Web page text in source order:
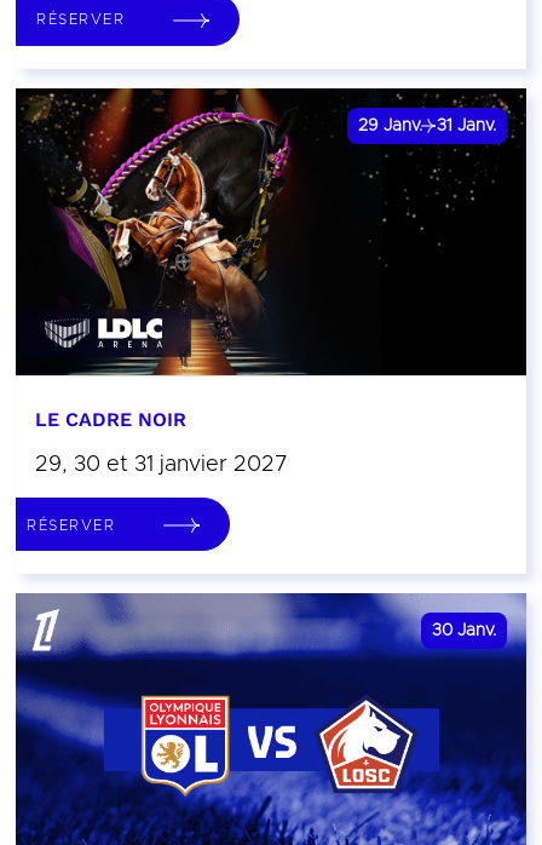
RÉSERVER
29 Janv. 31 Janv.
LE CADRE NOIR
29, 30 et 31 janvier 2027
RÉSERVER
30 Janv.